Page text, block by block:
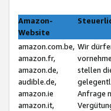
Amazon-
Website
amazon.com.be,
amazon.fr,
amazon.de,
audible.de,
amazon.ie
amazon.it,
Wir
stellen
Anfrage